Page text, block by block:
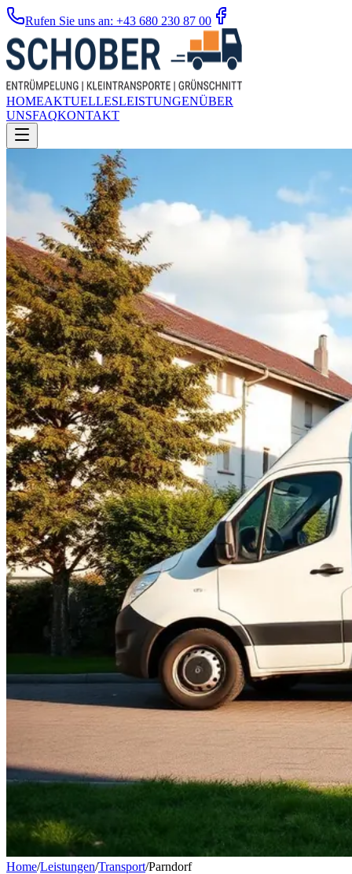
Rufen Sie uns an: +43 680 230 87 00
HOMEAKTUELLESLEISTUNGENÜBER
UNSFAQKONTAKT
Home/Leistungen/Transport/Parndorf